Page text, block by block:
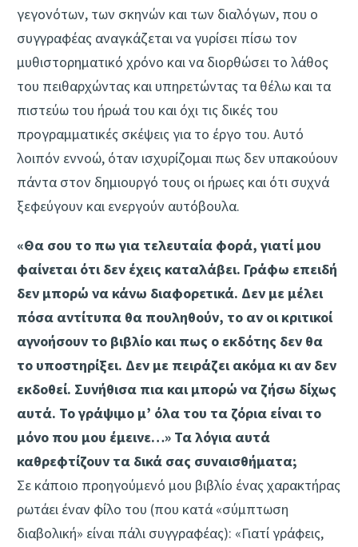
γεγονότων, των σκηνών και των διαλόγων, που ο
συγγραφέας αναγκάζεται να γυρίσει πίσω τον
μυθιστορηματικό χρόνο και να διορθώσει το λάθος
του πειθαρχώντας και υπηρετώντας τα θέλω και τα
πιστεύω του ήρωά του και όχι τις δικές του
προγραμματικές σκέψεις για το έργο του. Αυτό
λοιπόν εννοώ, όταν ισχυρίζομαι πως δεν υπακούουν
πάντα στον δημιουργό τους οι ήρωες και ότι συχνά
ξεφεύγουν και ενεργούν αυτόβουλα.
«Θα σου το πω για τελευταία φορά, γιατί μου
φαίνεται ότι δεν έχεις καταλάβει. Γράφω επειδή
δεν μπορώ να κάνω διαφορετικά. Δεν με μέλει
πόσα αντίτυπα θα πουληθούν, το αν οι κριτικοί
αγνοήσουν το βιβλίο και πως ο εκδότης δεν θα
το υποστηρίξει. Δεν με πειράζει ακόμα κι αν δεν
εκδοθεί. Συνήθισα πια και μπορώ να ζήσω δίχως
αυτά. Το γράψιμο μ’ όλα του τα ζόρια είναι το
μόνο που μου έμεινε…» Τα λόγια αυτά
καθρεφτίζουν τα δικά σας συναισθήματα;
Σε κάποιο προηγούμενό μου βιβλίο ένας χαρακτήρας
ρωτάει έναν φίλο του (που κατά «σύμπτωση
διαβολική» είναι πάλι συγγραφέας): «Γιατί γράφεις,